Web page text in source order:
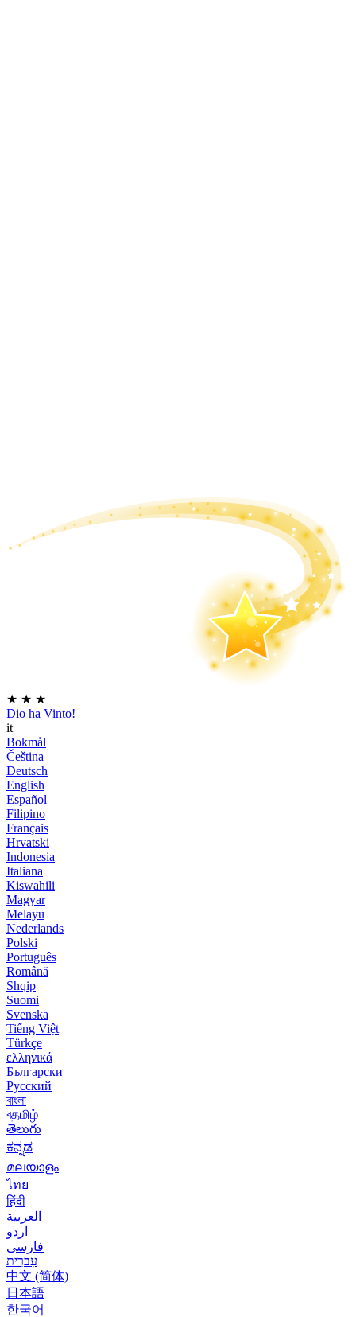
★ ★ ★
Dio ha Vinto!
it
Bokmål
Čeština
Deutsch
English
Español
Filipino
Français
Hrvatski
Indonesia
Italiana
Kiswahili
Magyar
Melayu
Nederlands
Polski
Português
Română
Shqip
Suomi
Svenska
Tiếng Việt
Türkçe
ελληνικά
Български
Русский
বাংলা
বதமிழ்
తెలుగు
ಕನ್ನಡ
മലയാളം
ไทย
हिंदी
العربية
اردو
فارسی
עִברִית
中文 (简体)
日本語
한국어